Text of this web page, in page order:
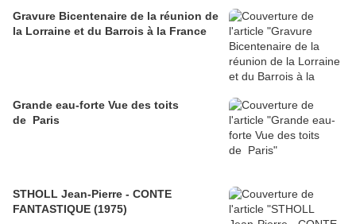
Gravure Bicentenaire de la réunion de
la Lorraine et du Barrois à la France
Grande eau-forte Vue des toits
de Paris
STHOLL Jean-Pierre - CONTE
FANTASTIQUE (1975)